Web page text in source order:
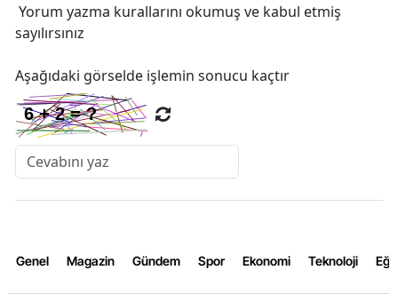
Yorum yazma kurallarını okumuş ve kabul etmiş
sayılırsınız
Aşağıdaki görselde işlemin sonucu kaçtır
Genel Magazin Gündem Spor Ekonomi Teknoloji